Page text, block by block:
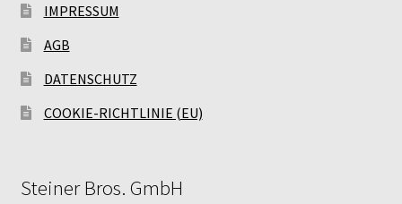
IMPRESSUM
AGB
DATENSCHUTZ
COOKIE-RICHTLINIE (EU)
Steiner Bros. GmbH